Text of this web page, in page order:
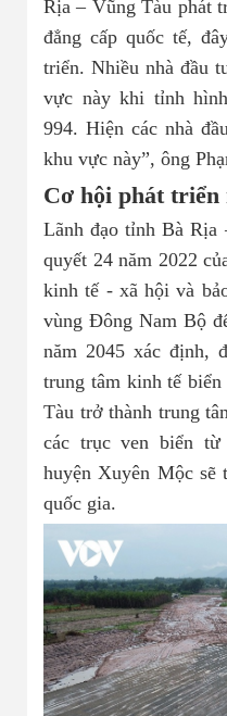
Rịa – Vũng Tàu phát
đẳng cấp quốc tế,
triển. Nhiều nhà đầu
vực này khi tỉnh
994. Hiện các nhà
khu vực này”, ông
Cơ hội phát triển
Lãnh đạo tỉnh Bà Rịa
quyết 24 năm 2022
kinh tế - xã hội và
vùng Đông Nam Bộ
năm 2045 xác định,
trung tâm kinh tế
Tàu trở thành trung
các trục ven biển
huyện Xuyên Mộc sẽ
quốc gia.